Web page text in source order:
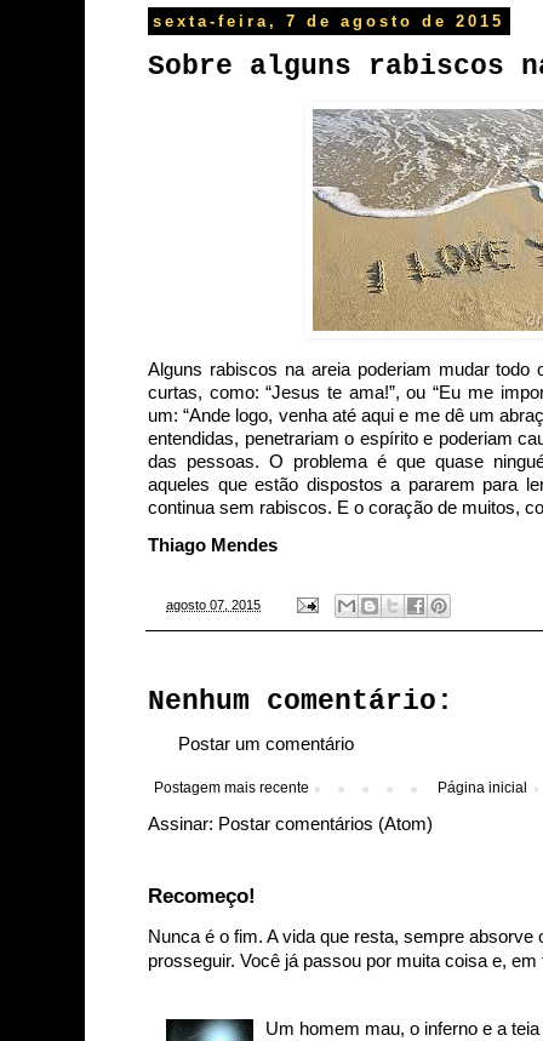
sexta-feira, 7 de agosto de 2015
Sobre alguns rabiscos
Alguns rabiscos na areia poderiam mudar todo
curtas, como: “Jesus te ama!”, ou “Eu me
um: “Ande logo, venha até aqui e me dê um
entendidas, penetrariam o espírito e poderiam
das pessoas. O problema é que quase
aqueles que estão dispostos a pararem para
continua sem rabiscos. E o coração de muitos,
Thiago Mendes
agosto 07, 2015
Nenhum comentário:
Postar um comentário
Postagem mais recente Página inicial
Assinar: Postar comentários (Atom)
Recomeço!
Nunca é o fim. A vida que resta, sempre
prosseguir. Você já passou por muita coisa e,
Um homem mau, o inferno e a